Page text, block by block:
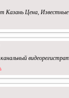
Казань Цена,